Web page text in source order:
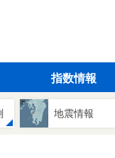
指数情報
地震情報